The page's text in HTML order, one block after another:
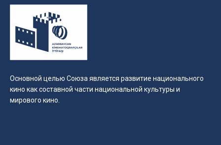
Основной целью Союза является развитие национального
кино как составной части национальной культуры и
мирового кино.